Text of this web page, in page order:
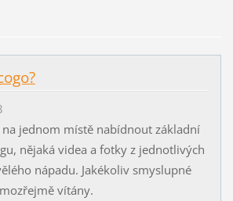
jednom místě nabídnout základní
nějaká videa a fotky z jednotlivých
nápadu. Jakékoliv smyslupné
vítány.